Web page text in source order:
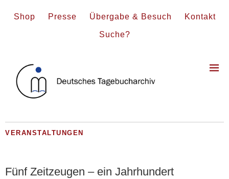
Shop Presse Übergabe & Besuch Kontakt
Suche?
VERANSTALTUNGEN
Fünf Zeitzeugen – ein Jahrhundert